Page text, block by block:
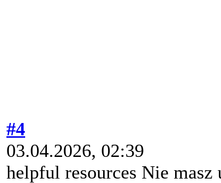
#4
03.04.2026, 02:39
helpful resources Nie